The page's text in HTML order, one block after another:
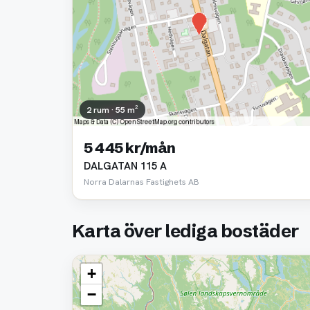
2 rum · 55 m²
5 445 kr/mån
DALGATAN 115 A
Norra Dalarnas Fastighets AB
Karta över lediga bostäder
+
−